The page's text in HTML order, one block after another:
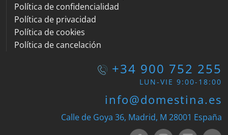
Política de confidencialidad
Política de privacidad
Política de cookies
Política de cancelación
+34 900 752 255
LUN-VIE 9:00-18:00
info@domestina.es
Calle de Goya 36, Madrid, M 28001 España